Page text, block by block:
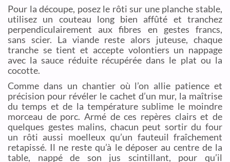
Pour la découpe, posez le rôti sur une planche stable,
utilisez un couteau long bien affûté et tranchez
perpendiculairement aux fibres en gestes francs,
sans scier. La viande reste alors juteuse, chaque
tranche se tient et accepte volontiers un nappage
avec la sauce réduite récupérée dans le plat ou la
cocotte.
Comme dans un chantier où l’on allie patience et
précision pour révéler le cachet d’un mur, la maîtrise
du temps et de la température sublime le moindre
morceau de porc. Armé de ces repères clairs et de
quelques gestes malins, chacun peut sortir du four
un rôti aussi moelleux qu’un fauteuil fraîchement
retapissé. Il ne reste qu’à le déposer au centre de la
table, nappé de son jus scintillant, pour qu’il